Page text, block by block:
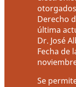
Derecho
última
Dr. José
Fecha de
Se